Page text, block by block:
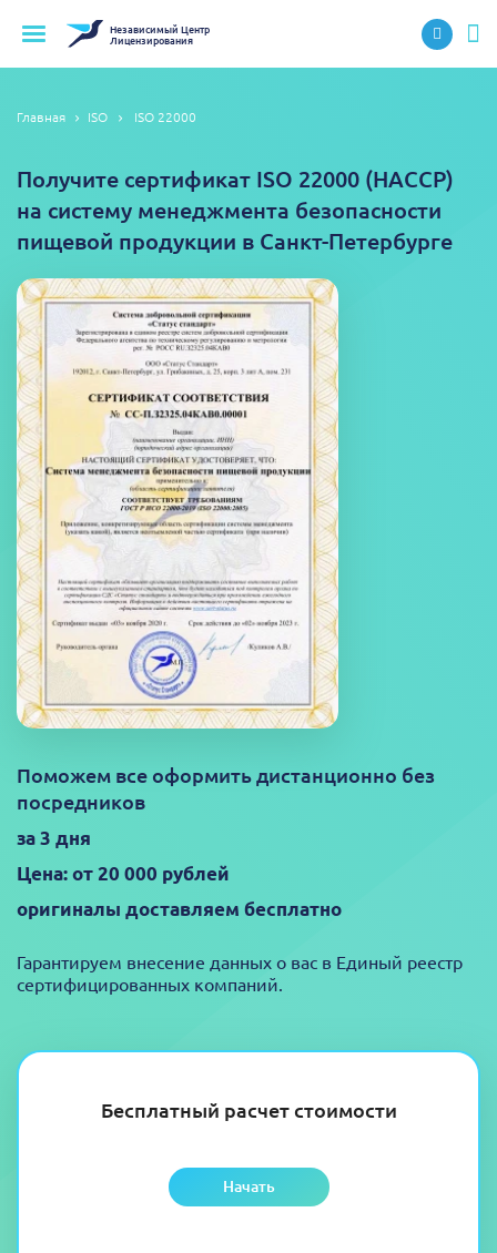
НезависимыйЦентр
Лицензирования
Главная ISO ISO 22000
Бесплатный расчет стоимости
Начать
Получите сертификат ISO 22000 (НАССР)
на систему менеджмента безопасности
пищевой продукции в Санкт-Петербурге
Поможем все оформить дистанционно без
посредников
за 3 дня
Цена: от 20 000 рублей
оригиналы доставляем бесплатно
Гарантируем внесение данных о вас в Единый реестр
сертифицированных компаний.